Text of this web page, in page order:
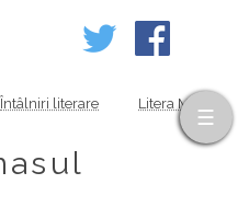
Întâlniri literare Litera MOV